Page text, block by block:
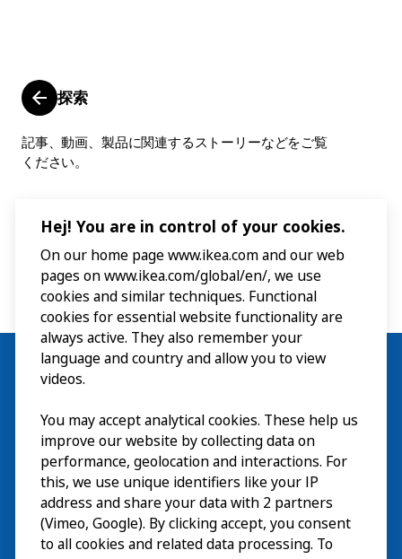
探索
記事、動画、製品に関連するストーリーなどをご覧
ください。
ご利用案内
探索
最新情報EN
IKEA MuseumについてEN
Hej! You are in control of your cookies.
On our home page www.ikea.com and our web
pages on www.ikea.com/global/en/, we use
cookies and similar techniques. Functional
cookies for essential website functionality are
always active. They also remember your
language and country and allow you to view
videos.
You may accept analytical cookies. These help us
improve our website by collecting data on
performance, geolocation and interactions. For
this, we use unique identifiers like your IP
address and share your data with 2 partners
(Vimeo, Google). By clicking accept, you consent
to all cookies and related data processing. To